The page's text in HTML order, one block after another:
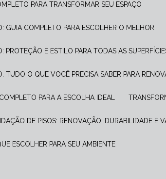
PARA TRANSFORMAR SEU ESPAÇO
GUIA COMPLETO PARA ESCOLHER O MELHOR
PROTEÇÃO E ESTILO PARA TODAS AS
TUDO O QUE VOCÊ PRECISA SABER PARA
PARA A ESCOLHA IDEAL
DE PISOS: RENOVAÇÃO, DURABILIDADE E
ESCOLHER PARA SEU AMBIENTE